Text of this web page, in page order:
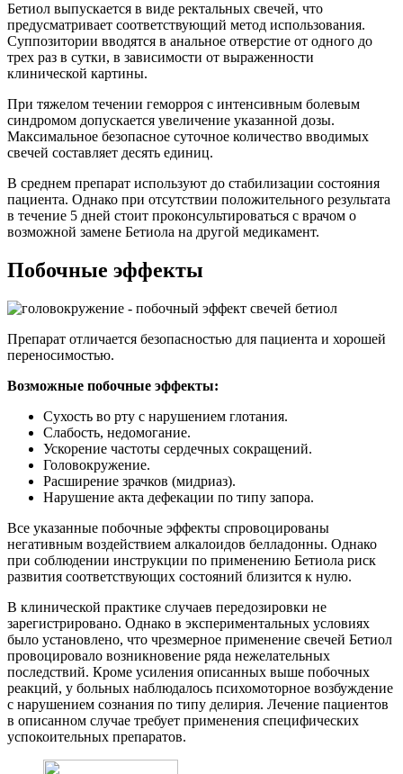
Бетиол выпускается в виде ректальных свечей, что
предусматривает соответствующий метод использования.
Суппозитории вводятся в анальное отверстие от одного до
трех раз в сутки, в зависимости от выраженности
клинической картины.
При тяжелом течении геморроя с интенсивным болевым
синдромом допускается увеличение указанной дозы.
Максимальное безопасное суточное количество вводимых
свечей составляет десять единиц.
В среднем препарат используют до стабилизации состояния
пациента. Однако при отсутствии положительного результата
в течение 5 дней стоит проконсультироваться с врачом о
возможной замене Бетиола на другой медикамент.
Побочные эффекты
Препарат отличается безопасностью для пациента и хорошей
переносимостью.
Возможные побочные эффекты:
Сухость во рту с нарушением глотания.
Слабость, недомогание.
Ускорение частоты сердечных сокращений.
Головокружение.
Расширение зрачков (мидриаз).
Нарушение акта дефекации по типу запора.
Все указанные побочные эффекты спровоцированы
негативным воздействием алкалоидов белладонны. Однако
при соблюдении инструкции по применению Бетиола риск
развития соответствующих состояний близится к нулю.
В клинической практике случаев передозировки не
зарегистрировано. Однако в экспериментальных условиях
было установлено, что чрезмерное применение свечей Бетиол
провоцировало возникновение ряда нежелательных
последствий. Кроме усиления описанных выше побочных
реакций, у больных наблюдалось психомоторное возбуждение
с нарушением сознания по типу делирия. Лечение пациентов
в описанном случае требует применения специфических
успокоительных препаратов.